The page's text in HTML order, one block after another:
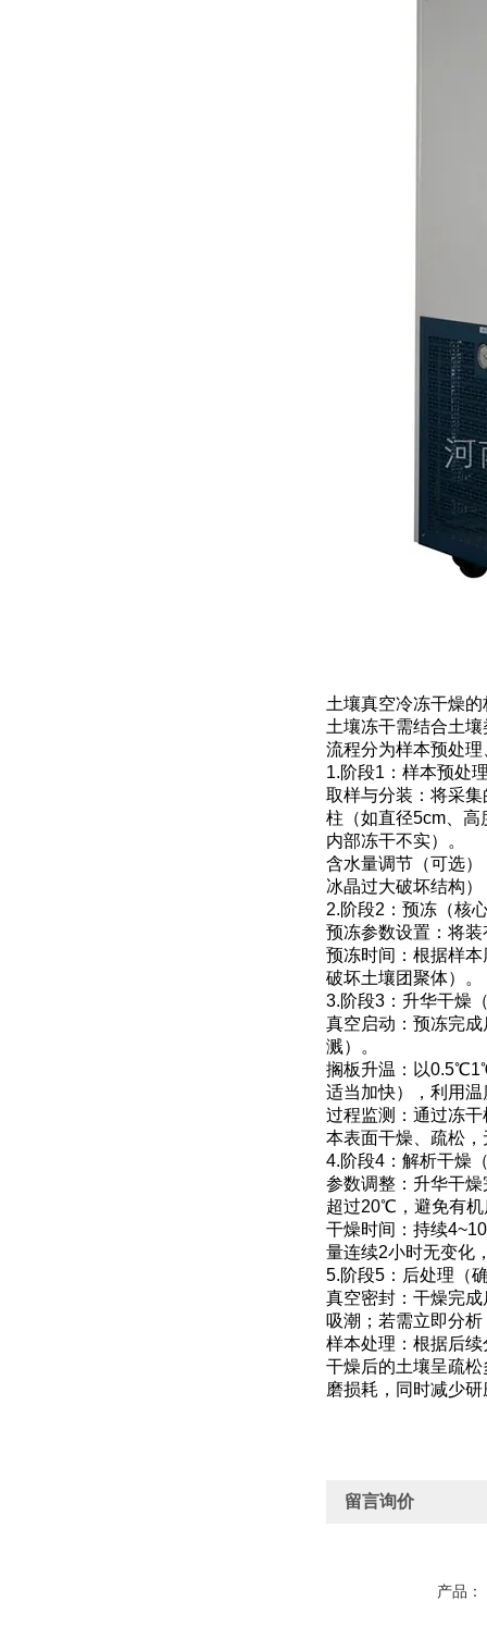
土壤真空冷冻干燥
土壤冻干需结合土
流程分为样本预处
1.阶段1：样本预处
取样与分装：将采
柱（如直径5cm、
内部冻干不实）。
含水量调节（可选
冰晶过大破坏结构
2.阶段2：预冻（核
预冻参数设置：将
预冻时间：根据样
破坏土壤团聚体）。
3.阶段3：升华干燥
真空启动：预冻完
溅）。
搁板升温：以
适当加快），利用
过程监测：通过冻
本表面干燥、疏松
4.阶段4：解析干燥
参数调整：升华干
超过20℃，避免有
干燥时间：持续
量连续2小时无变化
5.阶段5：后处理（
真空密封：干燥完
吸潮；若需立即分
样本处理：根据后
干燥后的土壤呈疏
磨损耗，同时减少
留言询价
产品：